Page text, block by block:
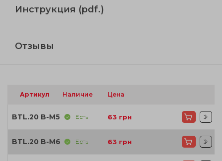
Инструкция (pdf.)
Отзывы
Артикул Наличие Цена
BTL.20 B-M5 Есть 63 грн
BTL.20 B-M6 Есть 63 грн